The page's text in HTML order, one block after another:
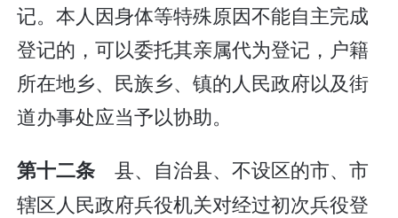
记。本人因身体等特殊原因不能自主完成
登记的，可以委托其亲属代为登记，户籍
所在地乡、民族乡、镇的人民政府以及街
道办事处应当予以协助。
第十二条 县、自治县、不设区的市、市
辖区人民政府兵役机关对经过初次兵役登